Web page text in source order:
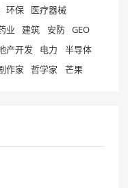
环保
医疗器械
业 建筑 安防 GEO
产开发 电力
半导体
作家 哲学家 芒果